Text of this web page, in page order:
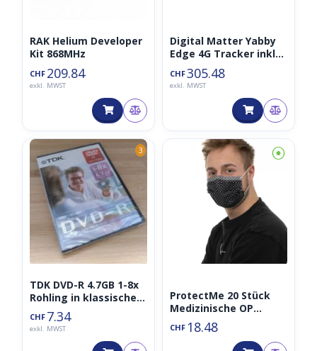
RAK Helium Developer
Kit 868MHz
CHF 209.84
exkl. MWST
Digital Matter Yabby
Edge 4G Tracker inkl
Cloud subscription
CHF305.48
exkl. MWST
3
TDK DVD-R 4.7GB 1-8x
Rohling in klassischer
Filmhülle
CHF 7.34
exkl. MWST
⦿
ProtectMe 20 Stück
Medizinische OP
Einweg
Mundschutzmaske
CHF 18.48